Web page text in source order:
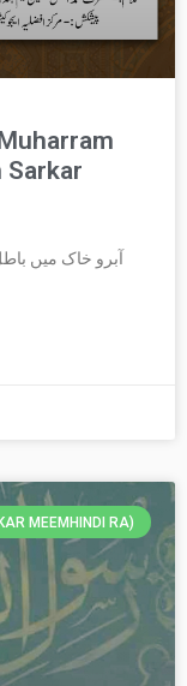
Sarkar
آبرو خاک میں
MEEMHINDI RA)